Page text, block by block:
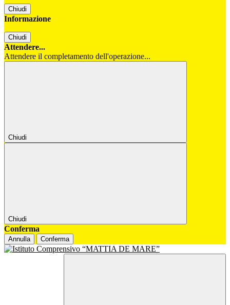
Chiudi
Informazione
Chiudi
Attendere...
Attendere il completamento dell'operazione...
Chiudi
Chiudi
Conferma
Annulla Conferma